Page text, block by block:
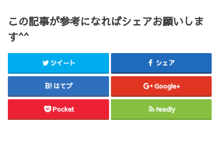
この記事が参考になればシェアお願いしま
す^^
ツイート シェア
はてブ Google+
Pocket feedly